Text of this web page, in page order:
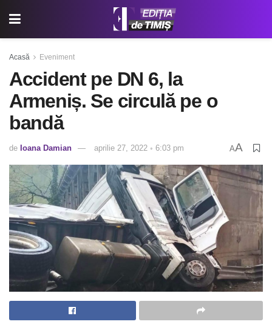
Acasă Eveniment
Accident pe DN 6, la
Armeniș. Se circulă pe o
bandă
de Ioana Damian aprilie 27, 2022 ◦ 6:03 pm AA